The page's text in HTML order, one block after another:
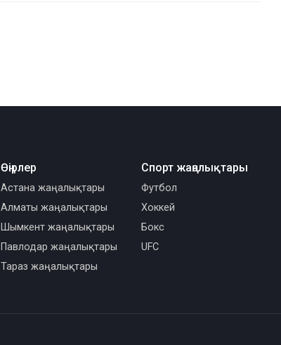
Өңірлер
Астана жаңалықтары
Алматы жаңалықтары
Шымкент жаңалықтары
Павлодар жаңалықтары
Тараз жаңалықтары
Спорт жаңалықтары
Футбол
Хоккей
Бокс
UFC